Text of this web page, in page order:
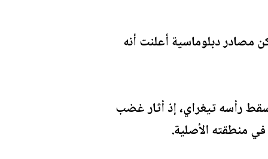
مصادر دبلوماسية أعلنت أنه
رأسه تيغراي، إذ أثار غضب
في منطقته الأصلية.